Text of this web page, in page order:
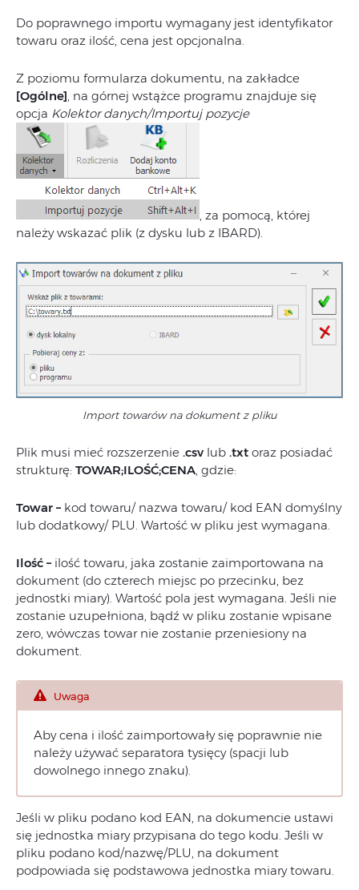
Do poprawnego importu wymagany jest identyfikator
towaru oraz ilość, cena jest opcjonalna.
Z poziomu formularza dokumentu, na zakładce
[Ogólne], na górnej wstążce programu znajduje się
opcja Kolektor danych/Importuj pozycje
, za pomocą, której
należy wskazać plik (z dysku lub z IBARD).
Import towarów na dokument z pliku
Plik musi mieć rozszerzenie .csv lub .txt oraz posiadać
strukturę: TOWAR;ILOŚĆ;CENA, gdzie:
Towar – kod towaru/ nazwa towaru/ kod EAN domyślny
lub dodatkowy/ PLU. Wartość w pliku jest wymagana.
Ilość – ilość towaru, jaka zostanie zaimportowana na
dokument (do czterech miejsc po przecinku, bez
jednostki miary). Wartość pola jest wymagana. Jeśli nie
zostanie uzupełniona, bądź w pliku zostanie wpisane
zero, wówczas towar nie zostanie przeniesiony na
dokument.
Uwaga
Aby cena i ilość zaimportowały się poprawnie nie
należy używać separatora tysięcy (spacji lub
dowolnego innego znaku).
Jeśli w pliku podano kod EAN, na dokumencie ustawi
się jednostka miary przypisana do tego kodu. Jeśli w
pliku podano kod/nazwę/PLU, na dokument
podpowiada się podstawowa jednostka miary towaru.